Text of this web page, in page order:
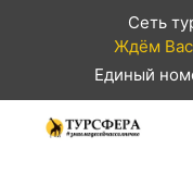
Сеть
Ждём Вас
Единый